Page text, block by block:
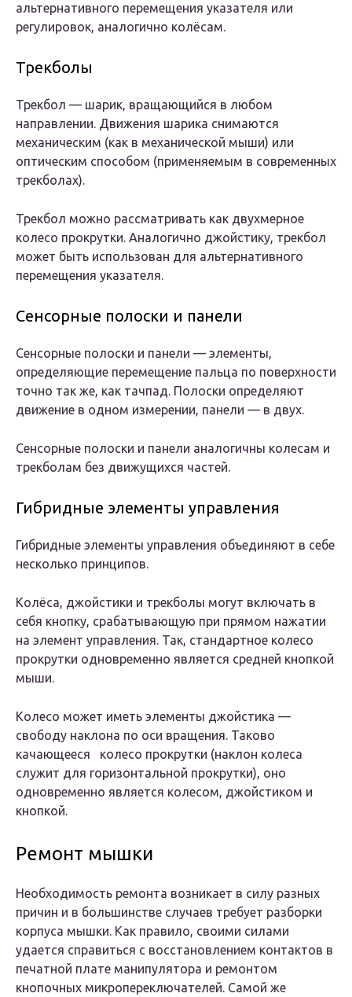
альтернативного перемещения указателя или
регулировок, аналогично колёсам.
Трекболы
Трекбол — шарик, вращающийся в любом
направлении. Движения шарика снимаются
механическим (как в механической мыши) или
оптическим способом (применяемым в современных
трекболах).
Трекбол можно рассматривать как двухмерное
колесо прокрутки. Аналогично джойстику, трекбол
может быть использован для альтернативного
перемещения указателя.
Сенсорные полоски и панели
Сенсорные полоски и панели — элементы,
определяющие перемещение пальца по поверхности
точно так же, как тачпад. Полоски определяют
движение в одном измерении, панели — в двух.
Сенсорные полоски и панели аналогичны колесам и
трекболам без движущихся частей.
Гибридные элементы управления
Гибридные элементы управления объединяют в себе
несколько принципов.
Колёса, джойстики и трекболы могут включать в
себя кнопку, срабатывающую при прямом нажатии
на элемент управления. Так, стандартное колесо
прокрутки одновременно является средней кнопкой
мыши.
Колесо может иметь элементы джойстика —
свободу наклона по оси вращения. Таково
качающееся колесо прокрутки (наклон колеса
служит для горизонтальной прокрутки), оно
одновременно является колесом, джойстиком и
кнопкой.
Ремонт мышки
Необходимость ремонта возникает в силу разных
причин и в большинстве случаев требует разборки
корпуса мышки. Как правило, своими силами
удается справиться с восстановлением контактов в
печатной плате манипулятора и ремонтом
кнопочных микропереключателей. Самой же